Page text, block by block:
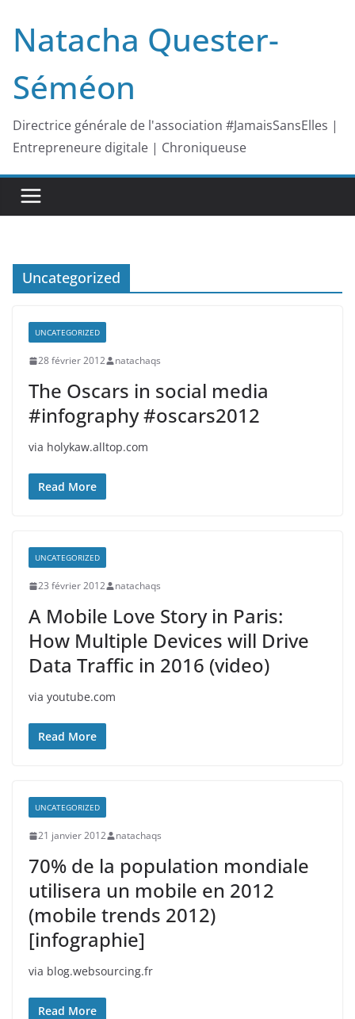
contenu
Natacha Quester-
Séméon
Directrice générale de l'association #JamaisSansElles |
Entrepreneure digitale | Chroniqueuse
Uncategorized
UNCATEGORIZED
28 février 2012 natachaqs
The Oscars in social media
#infography #oscars2012
via holykaw.alltop.com
Read More
UNCATEGORIZED
23 février 2012 natachaqs
A Mobile Love Story in Paris:
How Multiple Devices will Drive
Data Traffic in 2016 (video)
via youtube.com
Read More
UNCATEGORIZED
21 janvier 2012 natachaqs
70% de la population mondiale
utilisera un mobile en 2012
(mobile trends 2012)
[infographie]
via blog.websourcing.fr
Read More